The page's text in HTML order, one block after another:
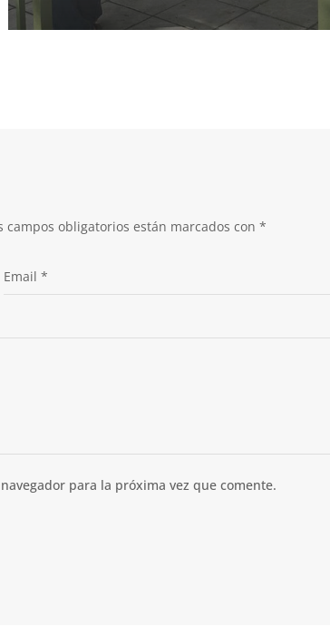
campos obligatorios están marcados con *
para la próxima vez que comente.